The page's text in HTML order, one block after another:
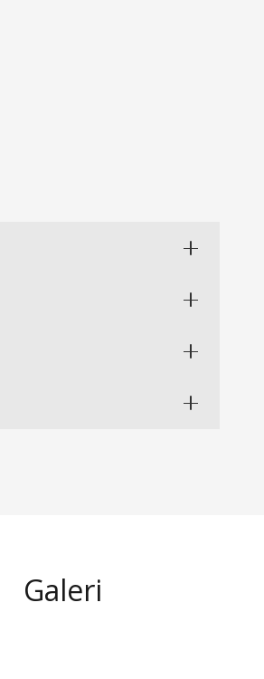
Galeri